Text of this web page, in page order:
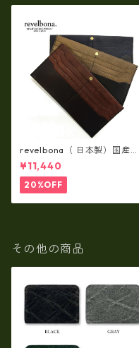
revelbona（ 日本製）国産牛
革製・お札入れ ロングウォ
レット rl-001
¥11,440
20%OFF
その他の商品